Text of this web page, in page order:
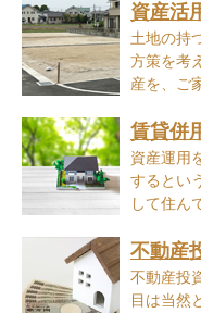
資産活
土地の持
方策を考
産を、ご
賃貸併
資産運用
するとい
して住ん
不動産
不動産投
目は当然